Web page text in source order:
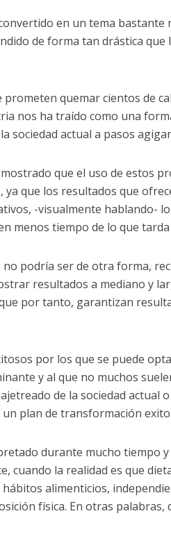
en un tema bastante
de forma tan drástica que
quemar cientos de
nos ha traído como una
sociedad actual a pasos
que el uso de estos
que los resultados que
-visualmente hablando-
menos tiempo de lo que
podría ser de otra forma,
resultados a mediano y
por tanto, garantizan
por los que se puede
y al que no muchos
de la sociedad actual
plan de transformación
durante mucho tiempo y
cuando la realidad es que
alimenticios,
física. En otras palabras,